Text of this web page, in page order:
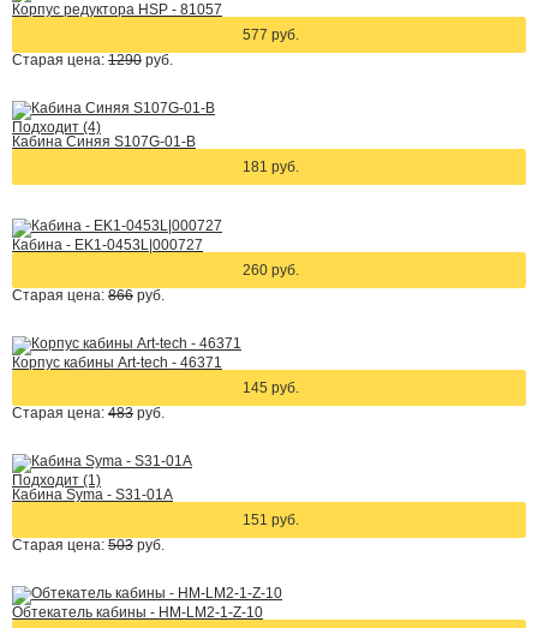
Корпус редуктора HSP - 81057
577 руб.
Старая цена: 1290 руб.
Подходит (4)
Кабина Синяя S107G-01-B
181 руб.
Кабина - EK1-0453L|000727
260 руб.
Старая цена: 866 руб.
Корпус кабины Art-tech - 46371
145 руб.
Старая цена: 483 руб.
Подходит (1)
Кабина Syma - S31-01A
151 руб.
Старая цена: 503 руб.
Обтекатель кабины - HM-LM2-1-Z-10